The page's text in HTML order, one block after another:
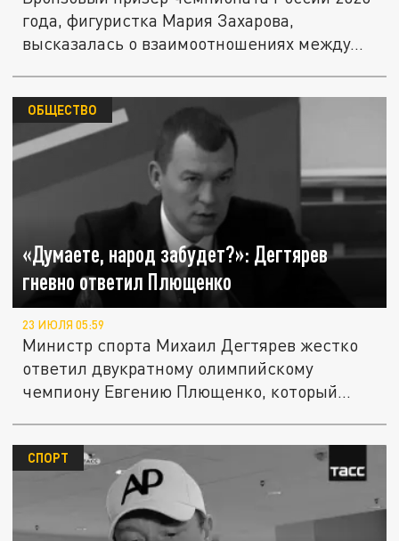
года, фигуристка Мария Захарова,
высказалась о взаимоотношениях между...
«Думаете, народ забудет?»: Дегтярев
гневно ответил Плющенко
ОБЩЕСТВО
23 ИЮЛЯ 05:59
Министр спорта Михаил Дегтярев жестко
ответил двукратному олимпийскому
чемпиону Евгению Плющенко, который...
СПОРТ